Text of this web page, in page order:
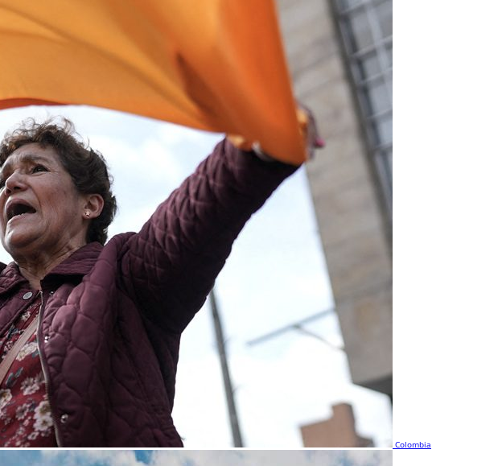
Colombia